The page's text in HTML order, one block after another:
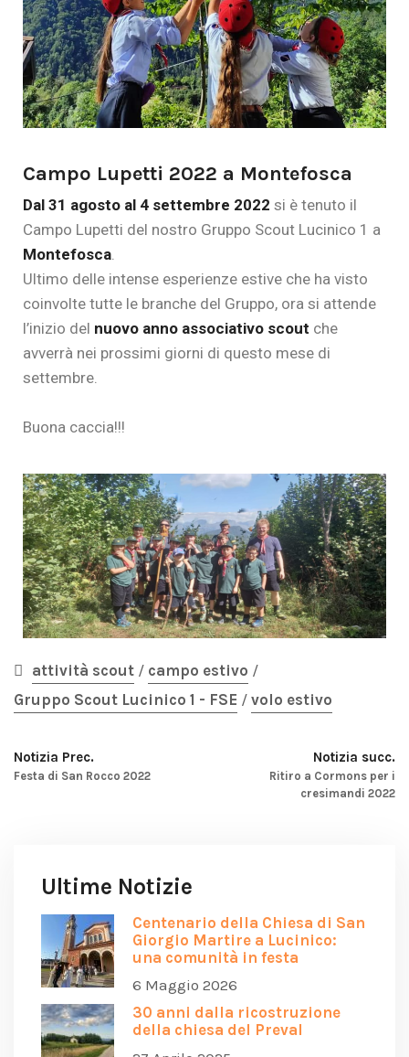
Campo Lupetti 2022 a Montefosca
Dal 31 agosto al 4 settembre 2022 si è tenuto il
Campo Lupetti del nostro Gruppo Scout Lucinico 1 a
Montefosca.
Ultimo delle intense esperienze estive che ha visto
coinvolte tutte le branche del Gruppo, ora si attende
l’inizio del nuovo anno associativo scout che
avverrà nei prossimi giorni di questo mese di
settembre.
Buona caccia!!!
attività scout / campo estivo /
Gruppo Scout Lucinico 1 - FSE / volo estivo
Notizia Prec.
Festa di San Rocco 2022
Notizia succ.
Ritiro a Cormons per i
cresimandi 2022
Ultime Notizie
Centenario della Chiesa di San
Giorgio Martire a Lucinico:
una comunità in festa
6 Maggio 2026
30 anni dalla ricostruzione
della chiesa del Preval